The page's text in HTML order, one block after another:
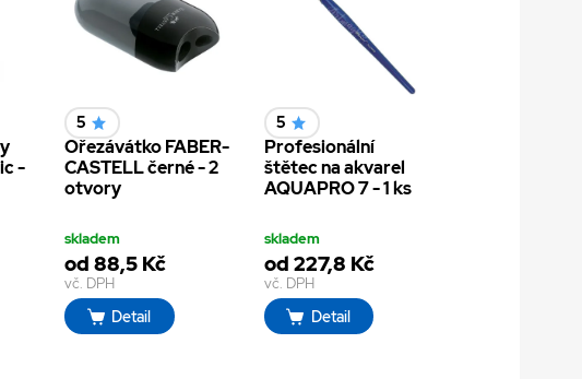
-
5
Ořezávátko FABER-
CASTELL černé - 2
otvory
skladem
od 88,5 Kč
vč. DPH
Detail
5
Profesionální
štětec na akvarel
AQUAPRO 7 - 1 ks
skladem
od 227,8 Kč
vč. DPH
Detail